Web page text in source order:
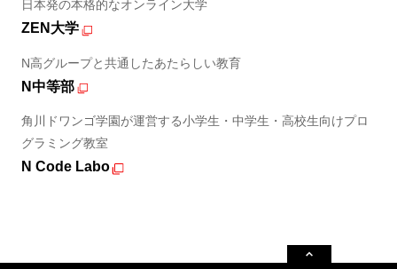
日本発の本格的なオンライン大学
ZEN大学
N高グループと共通したあたらしい教育
N中等部
角川ドワンゴ学園が運営する小学生・中学生・高校生向けプロ
グラミング教室
N Code Labo